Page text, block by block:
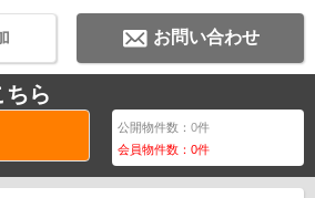
お問い合わせ
ちら
公開物件数：0件
会員物件数：0件